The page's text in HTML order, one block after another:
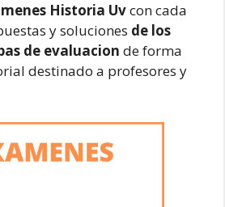
Historia Uvcon cada
y soluciones de los
de evaluacion de forma
destinado a profesores y